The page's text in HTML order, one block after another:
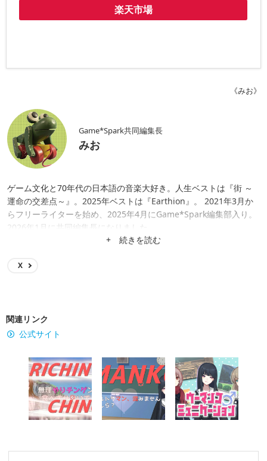
楽天市場
《みお》
Game*Spark共同編集長
みお
ゲーム文化と70年代の日本語の音楽大好き。人生ベストは『街 ～
運命の交差点～』。2025年ベストは『Earthion』。 2021年3月か
らフリーライターを始め、2025年4月にGame*Spark編集部入り。
2026年1月に共同編集長になりました。
+ 続きを読む
X
関連リンク
公式サイト